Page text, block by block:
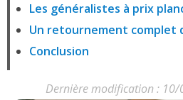
Les généralistes à prix
Un retournement complet
Conclusion
Dernière modification :